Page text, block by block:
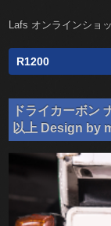
Lafs オンラインショ
R1200
ドライカーボン
以上 Design by